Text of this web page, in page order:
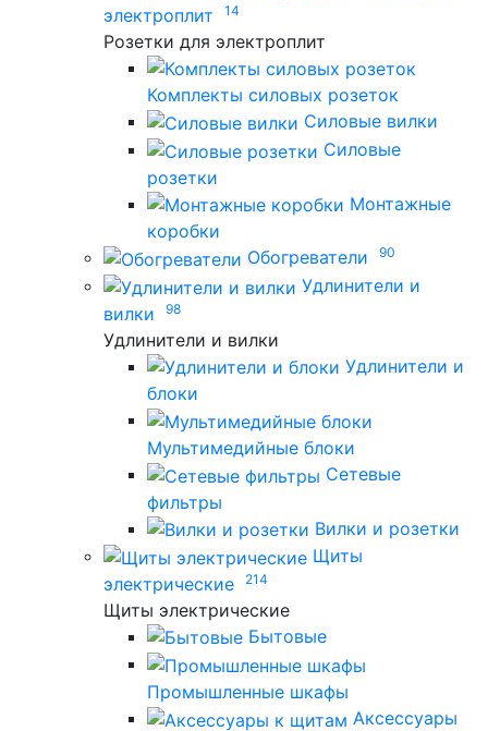
электроплит
14
Розетки для электроплит
Комплекты силовых розеток
Силовые вилки
Силовые
розетки
Монтажные
коробки
Обогреватели
90
Удлинители и
вилки
98
Удлинители и вилки
Удлинители и
блоки
Мультимедийные блоки
Сетевые
фильтры
Вилки и розетки
Щиты
электрические
214
Щиты электрические
Бытовые
Промышленные шкафы
Аксессуары